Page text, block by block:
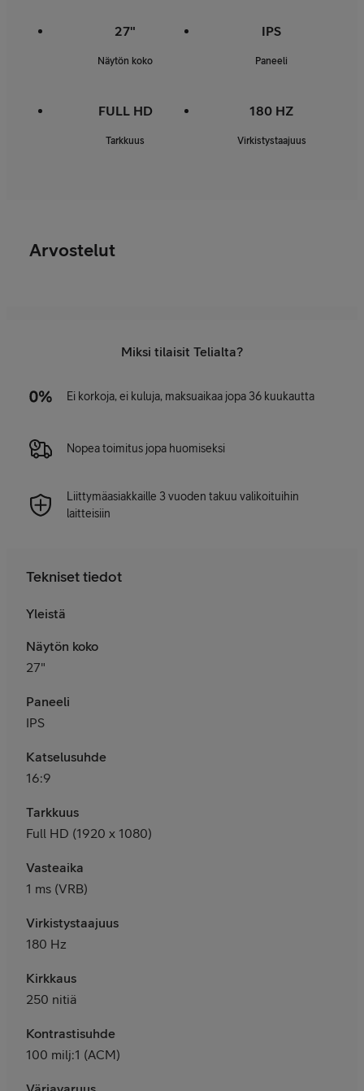
27"
Näytön koko
IPS
Paneeli
FULL HD
Tarkkuus
180 HZ
Virkistystaajuus
Arvostelut
Miksi tilaisit Telialta?
Ei korkoja, ei kuluja, maksuaikaa jopa 36 kuukautta
Nopea toimitus jopa huomiseksi
Liittymäasiakkaille 3 vuoden takuu valikoituihin
laitteisiin
Tekniset tiedot
Yleistä
Näytön koko
27"
Paneeli
IPS
Katselusuhde
16:9
Tarkkuus
Full HD (1920 x 1080)
Vasteaika
1 ms (VRB)
Virkistystaajuus
180 Hz
Kirkkaus
250 nitiä
Kontrastisuhde
100 milj:1 (ACM)